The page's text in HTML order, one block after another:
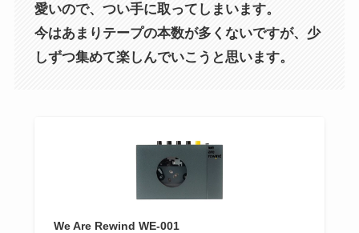
愛いので、つい手に取ってしまいます。
今はあまりテープの本数が多くないですが、少
しずつ集めて楽しんでいこうと思います。
We Are Rewind WE-001